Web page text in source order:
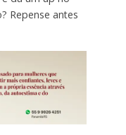
Repense antes